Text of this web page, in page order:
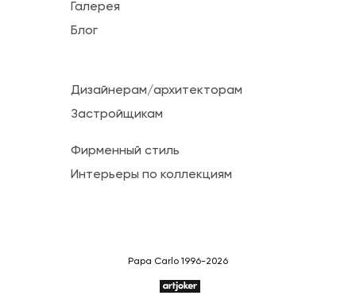
Галерея
Блог
Дизайнерам/архитекторам
Застройщикам
Фирменный стиль
Интерьеры по коллекциям
Papa Carlo 1996-2026